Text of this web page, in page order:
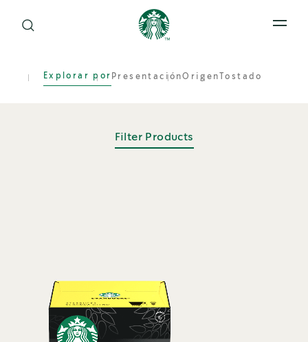
Explorar por PresentaciónOrigen Tostado
Filter Products
Open